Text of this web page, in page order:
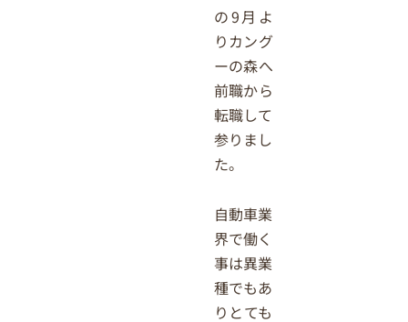
の9月よ
りカング
ーの森へ
前職から
転職して
参りまし
た。
自動車業
界で働く
事は異業
種でもあ
りとても